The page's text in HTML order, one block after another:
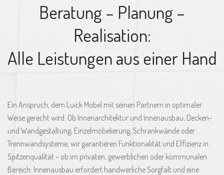
Beratung – Planung –
Realisation:
Alle Leistungen aus einer Hand
Ein Anspruch, dem Luick Mobel mit seinen Partnern in optimaler
Weise gerecht wird. Ob Innenarchitektur und Innenausbau, Decken-
und Wandgestaltung, Einzelmöbelierung, Schrankwände oder
Trennwandsysteme, wir garantieren Funktionalität und Effizienz in
Spitzenqualität – ob im privaten, gewerblichen oder kommunalen
Bereich: Innenausbau erfordert handwerliche Sorgfalt und eine